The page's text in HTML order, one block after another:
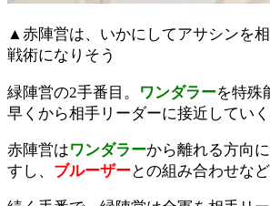
▲赤陣営は、いかにしてアサシンを
戦術になりそう
緑陣営の2手番目。 ワンダラーを特殊
早くから相手リーダーに接近してい
赤陣営はワンダラーから離れる方向
すし、 ブルーザーとの組み合わせな